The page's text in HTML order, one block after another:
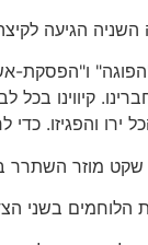
השניה הגיעה
קיווינו
ירו והפגיזו.
שקט מוזר השתרר
הלוחמים